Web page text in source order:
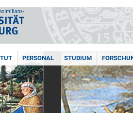
PERSONAL STUDIUM